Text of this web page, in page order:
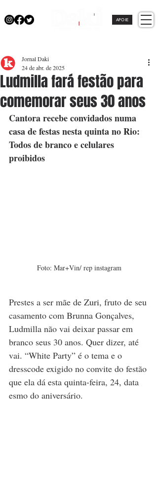
APOIE
Ludmilla fará festão para
comemorar seus 30 anos
Jornal Daki
24 de abr. de 2025
Cantora recebe convidados numa
casa de festas nesta quinta no Rio:
Todos de branco e celulares
proibidos
Foto: Mar+Vin/ rep instagram
Prestes a ser mãe de Zuri, fruto de seu
casamento com Brunna Gonçalves,
Ludmilla não vai deixar passar em
branco seus 30 anos. Quer dizer, até
vai. “White Party” é o tema e o
dresscode exigido no convite do festão
que ela dá esta quinta-feira, 24, data
esmo do aniversário.